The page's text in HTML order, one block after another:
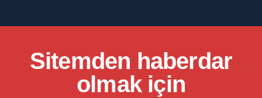
Sitemden haberdar
olmak için